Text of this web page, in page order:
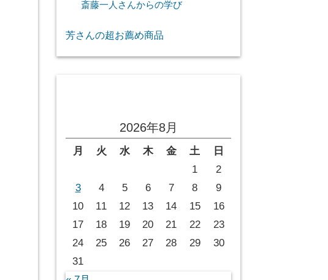
斎藤一人さんからの学び
芳さんの超お薦め商品
2026年8月
月 火 水 木 金 土
日
1
2
3
4 5 6 7 8
9
10
11 12 13 14 15
16
17
18 19 20 21 22
23
24
25 26 27 28 29
30
31